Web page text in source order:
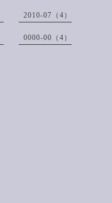
2010-07（4）
0000-00（4）